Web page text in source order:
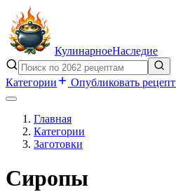
КулинарноеНаследие
Категории Опубликовать рецепт
Главная
Категории
Заготовки
Сиропы